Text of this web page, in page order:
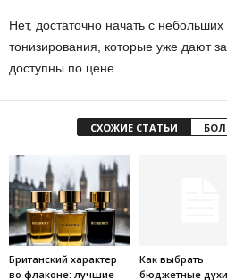
Нет, достаточно начать с
тонизирования, которые уже дают
доступны по цене.
СХОЖИЕ СТАТЬИ
Британский характер
во флаконе: лучшие
Как выбрать
бюджетные духи